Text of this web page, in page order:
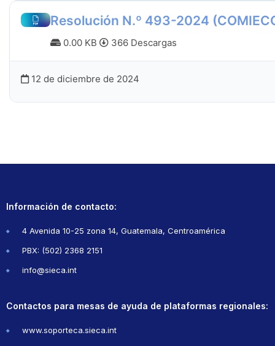
Resolución N.º 493-2024
0.00 KB 366 Descargas
12 de diciembre de 2024
Información de contacto:
4 Avenida 10-25 zona 14, Guatemala, Centroamérica
PBX: (502) 2368 2151
info@sieca.int
Contactos para mesas de ayuda de plataformas regionales:
www.soporteca.sieca.int